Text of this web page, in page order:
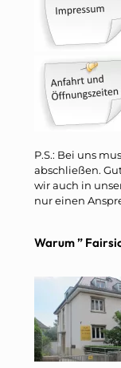
P.S.: Bei uns
abschließen.
wir auch in
nur einen
Warum ”